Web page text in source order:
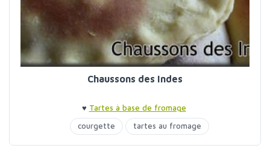
Chaussons des Indes
♥ Tartes à base de fromage
courgette
tartes au fromage